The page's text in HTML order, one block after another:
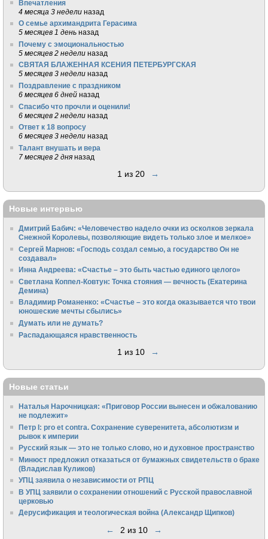
Впечатления
4 месяца 3 недели назад
О семье архимандрита Герасима
5 месяцев 1 день назад
Почему с эмоциональностью
5 месяцев 2 недели назад
СВЯТАЯ БЛАЖЕННАЯ КСЕНИЯ ПЕТЕРБУРГСКАЯ
5 месяцев 3 недели назад
Поздравление с праздником
6 месяцев 6 дней назад
Спасибо что прочли и оценили!
6 месяцев 2 недели назад
Ответ к 18 вопросу
6 месяцев 3 недели назад
Талант внушать и вера
7 месяцев 2 дня назад
1 из 20 →
Новые интервью
Дмитрий Бабич: «Человечество надело очки из осколков зеркала
Снежной Королевы, позволяющие видеть только злое и мелкое»
Сергей Марнов: «Господь создал семью, а государство Он не
создавал»
Инна Андреева: «Счастье – это быть частью единого целого»
Светлана Коппел-Ковтун: Точка стояния — вечность (Екатерина
Демина)
Владимир Романенко: «Счастье – это когда оказывается что твои
юношеские мечты сбылись»
Думать или не думать?
Распадающаяся нравственность
1 из 10 →
Новые статьи
Наталья Нарочницкая: «Приговор России вынесен и обжалованию
не подлежит»
Петр I: pro et contra. Сохранение суверенитета, абсолютизм и
рывок к империи
Русский язык — это не только слово, но и духовное пространство
Минюст предложил отказаться от бумажных свидетельств о браке
(Владислав Куликов)
УПЦ заявила о независимости от РПЦ
В УПЦ заявили о сохранении отношений с Русской православной
церковью
Дерусификация и теологическая война (Александр Щипков)
← 2 из 10 →